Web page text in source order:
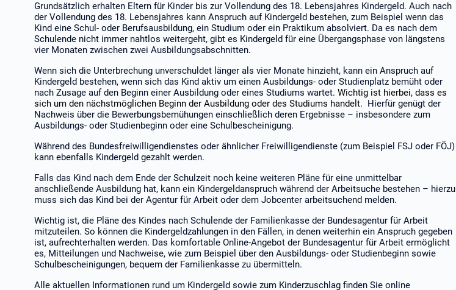
Grundsätzlich erhalten Eltern für Kinder bis zur Vollendung des 18. Lebensjahres Kindergeld. Auch nach
der Vollendung des 18. Lebensjahres kann Anspruch auf Kindergeld bestehen, zum Beispiel wenn das
Kind eine Schul- oder Berufsausbildung, ein Studium oder ein Praktikum absolviert. Da es nach dem
Schulende nicht immer nahtlos weitergeht, gibt es Kindergeld für eine Übergangsphase von längstens
vier Monaten zwischen zwei Ausbildungsabschnitten.
Wenn sich die Unterbrechung unverschuldet länger als vier Monate hinzieht, kann ein Anspruch auf
Kindergeld bestehen, wenn sich das Kind aktiv um einen Ausbildungs- oder Studienplatz bemüht oder
nach Zusage auf den Beginn einer Ausbildung oder eines Studiums wartet. Wichtig ist hierbei, dass es
sich um den nächstmöglichen Beginn der Ausbildung oder des Studiums handelt. Hierfür genügt der
Nachweis über die Bewerbungsbemühungen einschließlich deren Ergebnisse – insbesondere zum
Ausbildungs- oder Studienbeginn oder eine Schulbescheinigung.
Während des Bundesfreiwilligendienstes oder ähnlicher Freiwilligendienste (zum Beispiel FSJ oder FÖJ)
kann ebenfalls Kindergeld gezahlt werden.
Falls das Kind nach dem Ende der Schulzeit noch keine weiteren Pläne für eine unmittelbar
anschließende Ausbildung hat, kann ein Kindergeldanspruch während der Arbeitsuche bestehen – hierzu
muss sich das Kind bei der Agentur für Arbeit oder dem Jobcenter arbeitsuchend melden.
Wichtig ist, die Pläne des Kindes nach Schulende der Familienkasse der Bundesagentur für Arbeit
mitzuteilen. So können die Kindergeldzahlungen in den Fällen, in denen weiterhin ein Anspruch gegeben
ist, aufrechterhalten werden. Das komfortable Online-Angebot der Bundesagentur für Arbeit ermöglicht
es, Mitteilungen und Nachweise, wie zum Beispiel über den Ausbildungs- oder Studienbeginn sowie
Schulbescheinigungen, bequem der Familienkasse zu übermitteln.
Alle aktuellen Informationen rund um Kindergeld sowie zum Kinderzuschlag finden Sie online